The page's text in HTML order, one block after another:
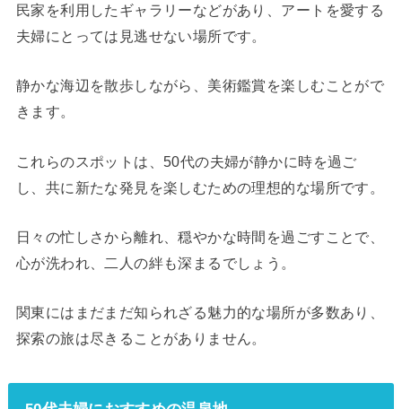
民家を利用したギャラリーなどがあり、アートを愛する
夫婦にとっては見逃せない場所です。
静かな海辺を散歩しながら、美術鑑賞を楽しむことがで
きます。
これらのスポットは、50代の夫婦が静かに時を過ご
し、共に新たな発見を楽しむための理想的な場所です。
日々の忙しさから離れ、穏やかな時間を過ごすことで、
心が洗われ、二人の絆も深まるでしょう。
関東にはまだまだ知られざる魅力的な場所が多数あり、
探索の旅は尽きることがありません。